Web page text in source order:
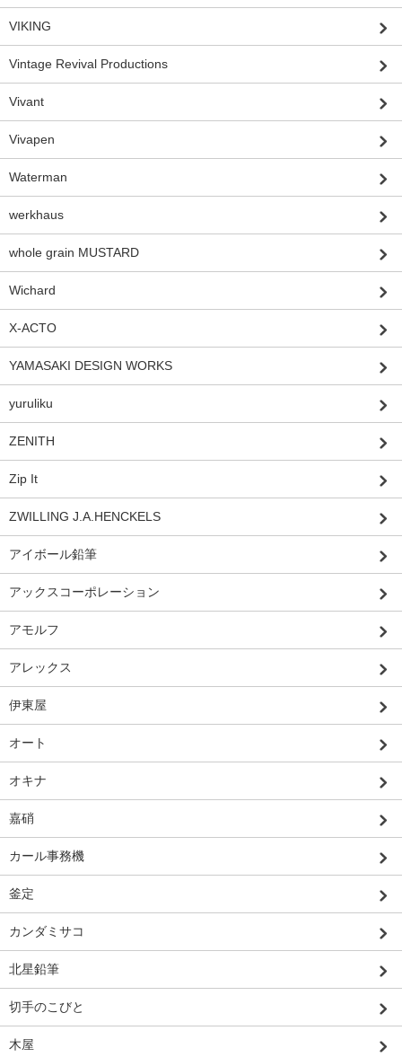
VIKING
Vintage Revival Productions
Vivant
Vivapen
Waterman
werkhaus
whole grain MUSTARD
Wichard
X-ACTO
YAMASAKI DESIGN WORKS
yuruliku
ZENITH
Zip It
ZWILLING J.A.HENCKELS
アイボール鉛筆
アックスコーポレーション
アモルフ
アレックス
伊東屋
オート
オキナ
嘉硝
カール事務機
釜定
カンダミサコ
北星鉛筆
切手のこびと
木屋